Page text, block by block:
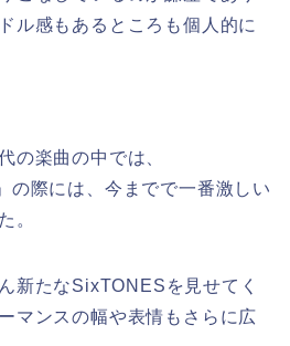
ル感もあるところも個人的に
の楽曲の中では、
の際には、今までで一番激しい
。
新たなSixTONESを見せてく
マンスの幅や表情もさらに広